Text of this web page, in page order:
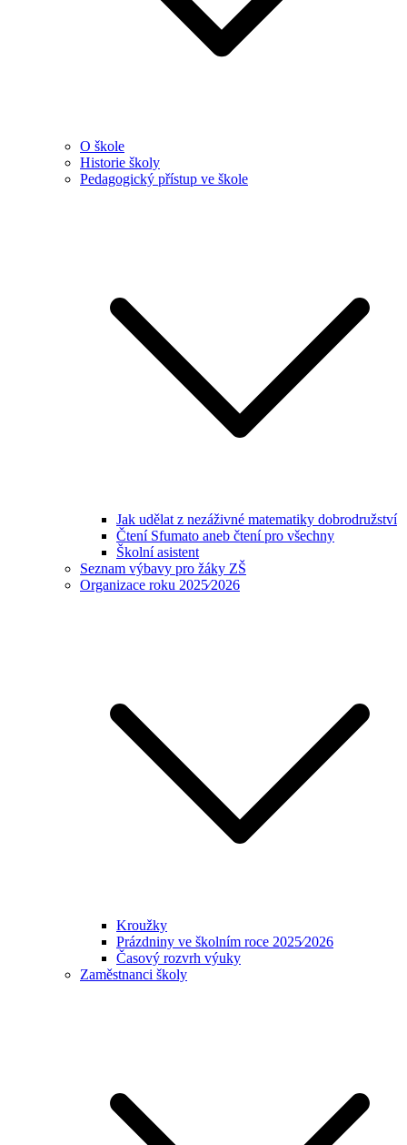
O škole
Historie školy
Pedagogický přístup ve škole
Jak udělat z nezáživné matematiky dobrodružství
Čtení Sfumato aneb čtení pro všechny
Školní asistent
Seznam výbavy pro žáky ZŠ
Organizace roku 2025⁄2026
Kroužky
Prázdniny ve školním roce 2025⁄2026
Časový rozvrh výuky
Zaměstnanci školy